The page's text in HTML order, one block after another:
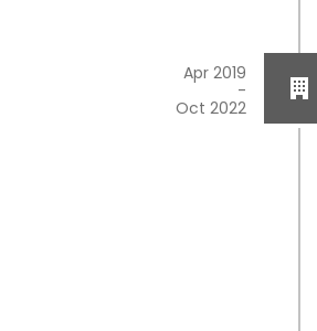
Apr 2019
-
Oct 2022